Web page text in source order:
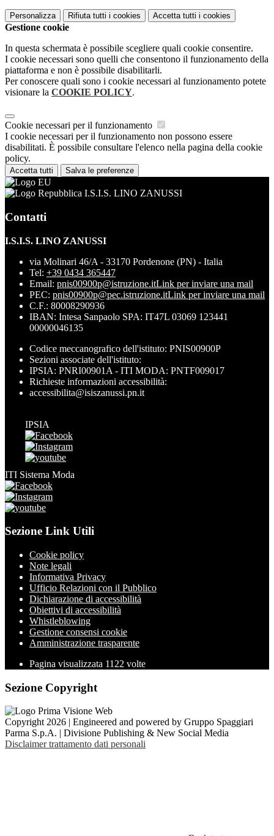
Personalizza Rifiuta tutti i cookies Accetta tutti i cookies
Gestione cookie
In questa schermata è possibile scegliere quali cookie consentire.
I cookie necessari sono quelli che consentono il funzionamento della
piattaforma e non è possibile disabilitarli.
Per conoscere quali sono i cookie necessari al funzionamento potete
visionare la COOKIE POLICY.
Cookie necessari per il funzionamento
I cookie necessari per il funzionamento non possono essere
disabilitati. È possibile consultare l'elenco nella pagina della cookie
policy.
Accetta tutti Salva le preferenze
I.S.I.S. LINO ZANUSSI
Contatti
I.S.I.S. LINO ZANUSSI
via Molinari 46/A - 33170 Pordenone (PN) - Italia
Tel: +39 0434 365447
Email: pnis00900p@istruzione.itLink per inviare una mail
PEC: pnis00900p@pec.istruzione.itLink per inviare una mail
C.F.: 80008290936
IBAN: Intesa Sanpaolo SPA: IT47L 03069 123441
00000046135
Codice meccanografico dell'istituto: PNIS00900P
Sezioni associate dell'istituto:
IPSIA: PNRI00901A - ITI MODA: PNTF009017
Richieste informazioni accessibilità:
accessibilita@isiszanussi.pn.it
IPSIA
ITI Sistema Moda
Sezione Link Utili
Cookie policy
Note legali
Informativa Privacy
Ufficio Relazioni con il Pubblico
Dichiarazione di accessibilità
Obiettivi di accessibilità
Whistleblowing
Gestione consensi cookie
Amministrazione trasparente
Pagina visualizzata 1122 volte
Sezione Copyright
Copyright 2026 | Engineered and powered by Gruppo Spaggiari
Parma S.p.A. | Divisione Publishing & New Social Media
Disclaimer trattamento dati personali